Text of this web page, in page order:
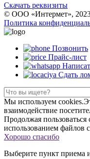
Скачать реквизиты
© ООО «Интермет»,
Политика
Позвонить
Прайс-лист
Сдать
Мы используем
взаимодействие
Продолжая пользоваться
использованием файлов
Хорошо спасибо
Выберите пункт приема